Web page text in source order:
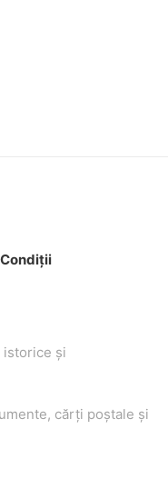
istorice şi
cărţi poştale şi